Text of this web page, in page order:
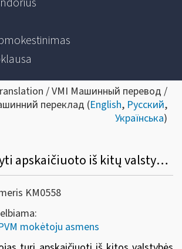
/ VMI Машинный перевод /
переклад (English, Русский,
Українська)
Kokie nustatyti apskaičiuoto iš kitų valstybių narių įsigytų prekių pardavimo PVM įtraukimo į PVM atskaitą reikalavimai?
KM0558
mokėtoju asmens